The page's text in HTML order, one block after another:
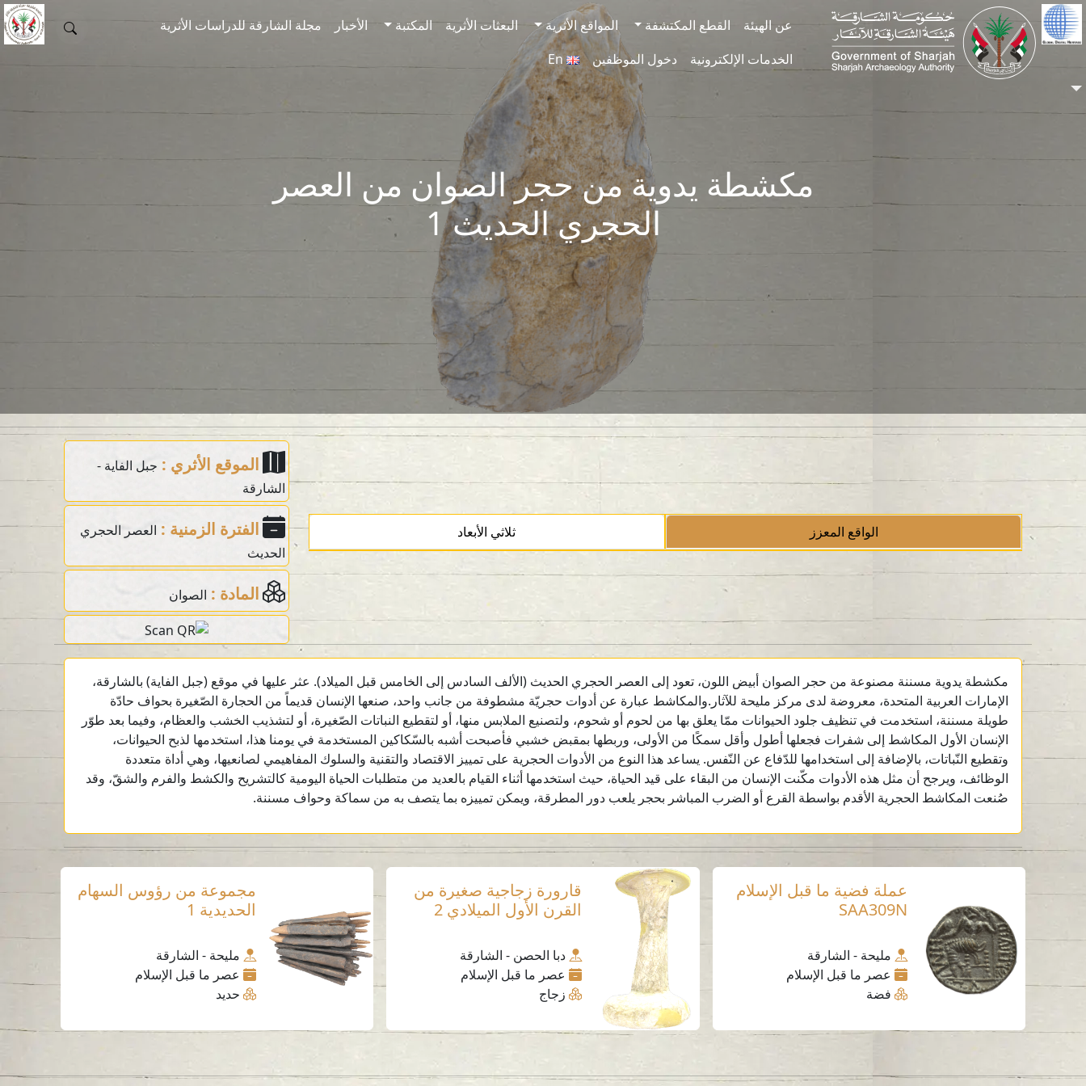
Skip to main content
عن الهيئة
القطع المكتشفة المواقع الأثرية البعثات الأثرية المكتبة الأخبار
مجلة الشارقة للدراسات الأثرية
الخدمات الإلكترونية
دخول الموظفين En
مكشطة يدوية من حجر الصوان من العصر
الحجري الحديث 1
الواقع المعزز ثلاثي الأبعاد
الموقع الأثري : جبل الفاية -
الشارقة
الفترة الزمنية : العصر الحجري
الحديث
المادة : الصوان
مكشطة يدوية مسننة مصنوعة من حجر الصوان أبيض اللون، تعود إلى العصر الحجري الحديث (الألف السادس إلى الخامس قبل الميلاد). عثر عليها في موقع (جبل الفاية) بالشارقة،
الإمارات العربية المتحدة، معروضة لدى مركز مليحة للآثار.والمكاشط عبارة عن أدوات حجريّة مشطوفة من جانب واحد، صنعها الإنسان قديماً من الحجارة الصّغيرة بحواف حادّة
طويلة مسننة، استخدمت في تنظيف جلود الحيوانات ممّا يعلق بها من لحوم أو شحوم، ولتصنيع الملابس منها، أو لتقطيع النباتات الصّغيرة، أو لتشذيب الخشب والعظام، وفيما بعد طوّر
الإنسان الأول المكاشط إلى شفرات فجعلها أطول وأقل سمكًا من الأولى، وربطها بمقبض خشبي فأصبحت أشبه بالسّكاكين المستخدمة في يومنا هذا، استخدمها لذبح الحيوانات،
وتقطيع النّباتات، بالإضافة إلى استخدامها للدّفاع عن النّفس. يساعد هذا النوع من الأدوات الحجرية على تمييز الاقتصاد والتقنية والسلوك المفاهيمي لصانعيها، وهي أداة متعددة
الوظائف، ويرجح أن مثل هذه الأدوات مكّنت الإنسان من البقاء على قيد الحياة، حيث استخدمها أثناء القيام بالعديد من متطلبات الحياة اليومية كالتشريح والكشط والفرم والشقّ، وقد
صُنعت المكاشط الحجرية الأقدم بواسطة القرع أو الضرب المباشر بحجر يلعب دور المطرقة، ويمكن تمييزه بما يتصف به من سماكة وحواف مسننة.
عملة فضية ما قبل الإسلام
SAA309N
مليحة - الشارقة
عصر ما قبل الإسلام
فضة
قارورة زجاجية صغيرة من
القرن الأول الميلادي 2
دبا الحصن - الشارقة
عصر ما قبل الإسلام
زجاج
مجموعة من رؤوس السهام
الحديدية 1
مليحة - الشارقة
عصر ما قبل الإسلام
حديد